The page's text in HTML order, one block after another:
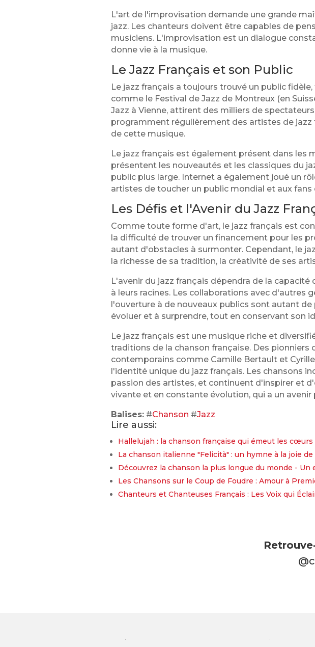
L'art de l'improvisation demande une grande
jazz. Les chanteurs doivent être capables de
musiciens. L'improvisation est un dialogue
donne vie à la musique.
Le Jazz Français et son Public
Le jazz français a toujours trouvé un public
comme le Festival de Jazz de Montreux (en
Jazz à Vienne, attirent des milliers de
programment régulièrement des artistes de
de cette musique.
Le jazz français est également présent dans les
présentent les nouveautés et les classiques du
public plus large. Internet a également joué un
artistes de toucher un public mondial et aux
Les Défis et l'Avenir du Jazz
Comme toute forme d'art, le jazz français est
la difficulté de trouver un financement pour les
autant d'obstacles à surmonter. Cependant, le
la richesse de sa tradition, la créativité de ses
L'avenir du jazz français dépendra de la
à leurs racines. Les collaborations avec d'autres
l'ouverture à de nouveaux publics sont autant
évoluer et à surprendre, tout en conservant son
Le jazz français est une musique riche et
traditions de la chanson française. Des
contemporains comme Camille Bertault et
l'identité unique du jazz français. Les chansons
passion des artistes, et continuent d'inspirer et
vivante et en constante évolution, qui a un
Balises: #Chanson #Jazz
Lire aussi:
Hallelujah : la chanson française qui émeut les cœurs
La chanson italienne "Felicità" : un hymne à la joie de
Découvrez la chanson la plus longue du monde -
Les Chansons sur le Coup de Foudre : Amour à
Chanteurs et Chanteuses Français : Les Voix qui